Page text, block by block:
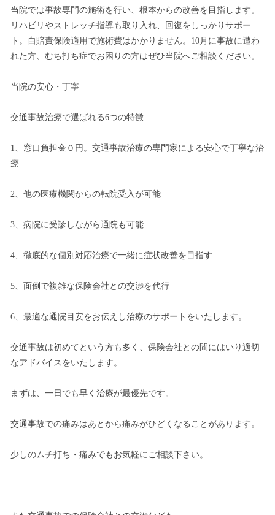
当院では事故専門の施術を行い、根本からの改善を目指します。
リハビリやストレッチ指導も取り入れ、回復をしっかりサポー
ト。自賠責保険適用で施術費はかかりません。10月に事故に遭わ
れた方、むち打ち症でお困りの方はぜひ当院へご相談ください。
当院の安心・丁寧
交通事故治療で選ばれる6つの特徴
1、窓口負担金０円。交通事故治療の専門家による安心で丁寧な治
療
2、他の医療機関からの転院受入が可能
3、病院に受診しながら通院も可能
4、徹底的な個別対応治療で一緒に症状改善を目指す
5、面倒で複雑な保険会社との交渉を代行
6、最適な通院目安をお伝えし治療のサポートをいたします。
交通事故は初めてという方も多く、保険会社との間にはいり適切
なアドバイスをいたします。
まずは、一日でも早く治療が最優先です。
交通事故での痛みはあとから痛みがひどくなることがあります。
少しのムチ打ち・痛みでもお気軽にご相談下さい。